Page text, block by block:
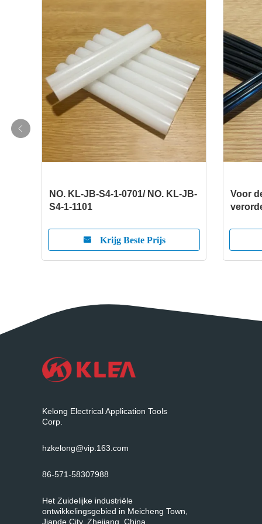
NO. KL-JB-S4-1-0701/ NO. KL-JB-
S4-1-1101
Krijg Beste Prijs
Voor
Kelong Electrical Application Tools
Corp.
hzkelong@vip.163.com
86-571-58307988
Het Zuidelijke industriële
ontwikkelingsgebied in Meicheng Town,
Jiande City, Zhejiang, China.